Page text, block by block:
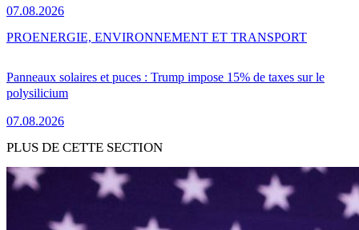
07.08.2026
Panneaux solaires et puces : Trump impose 15% de taxes sur le
polysilicium
07.08.2026
PROENERGIE, ENVIRONNEMENT ET TRANSPORT
PLUS DE CETTE SECTION